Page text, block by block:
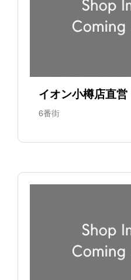
イオン小樽店直営
6番街